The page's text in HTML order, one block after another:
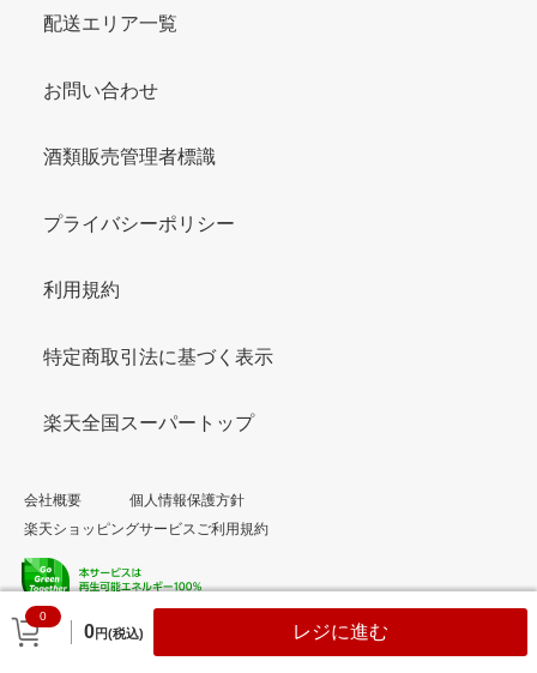
0
0円(税込) レジに進む
配送エリア一覧
お問い合わせ
酒類販売管理者標識
プライバシーポリシー
利用規約
特定商取引法に基づく表示
楽天全国スーパートップ
会社概要
個人情報保護方針
楽天ショッピングサービスご利用規約
© Rakuten Group, Inc.